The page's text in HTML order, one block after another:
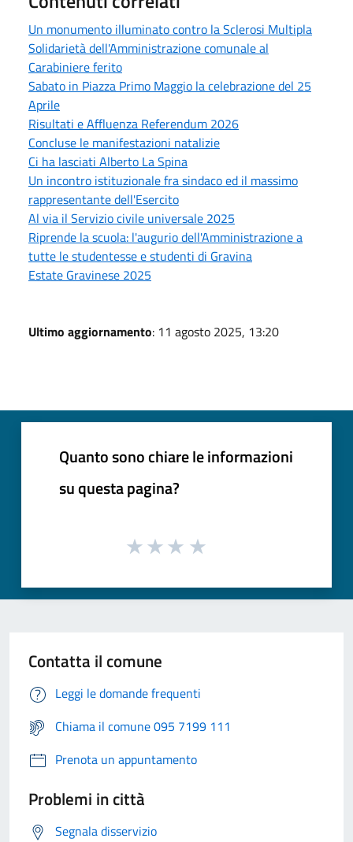
Un monumento illuminato contro la Sclerosi Multipla
Solidarietà dell'Amministrazione comunale al
Carabiniere ferito
Sabato in Piazza Primo Maggio la celebrazione del 25
Aprile
Risultati e Affluenza Referendum 2026
Concluse le manifestazioni natalizie
Ci ha lasciati Alberto La Spina
Un incontro istituzionale fra sindaco ed il massimo
rappresentante dell'Esercito
Al via il Servizio civile universale 2025
Riprende la scuola: l'augurio dell'Amministrazione a
tutte le studentesse e studenti di Gravina
Estate Gravinese 2025
Ultimo aggiornamento: 11 agosto 2025, 13:20
Quanto sono chiare le informazioni
su questa pagina?
Contatta il comune
Leggi le domande frequenti
Chiama il comune 095 7199 111
Prenota un appuntamento
Problemi in città
Segnala disservizio